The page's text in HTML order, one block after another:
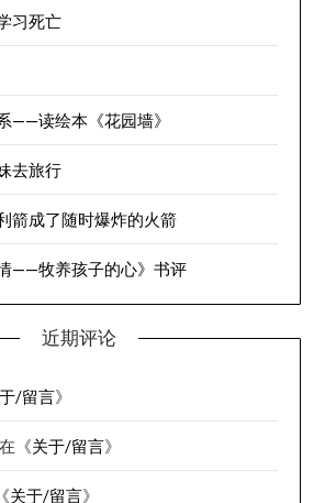
习死亡
——读绘本《花园墙》
去旅行
箭成了随时爆炸的火箭
——牧养孩子的心》书评
近期评论
/留言》
《关于/留言》
关于/留言》